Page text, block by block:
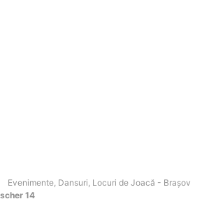
Evenimente, Dansuri, Locuri de Joacă - Braşov
14